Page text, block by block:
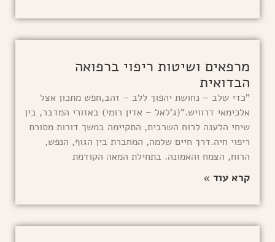
מרפאים ושיטות ריפוי ברפואה
הבדואית
"כדי שלב – נחושת יהפוך ללב – זהב,חפש מתכון אצל
אלכימאי דרוויש."(ג'לאל – אדין רומי) באזורי המדבר, בין
שיחי הלענה לרוח השרבית, התקיימה במשך דורות מסורת
ריפוי חיה.דרך חיים שלמה, המחברת בין הגוף, הנפש,
הרוח, הצמח והאמונה. בתחילת המאה הקודמת
קרא עוד »